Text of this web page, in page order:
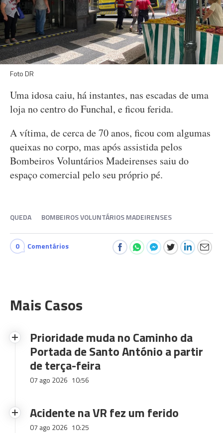
Foto DR
Uma idosa caiu, há instantes, nas escadas de uma
loja no centro do Funchal, e ficou ferida.
A vítima, de cerca de 70 anos, ficou com algumas
queixas no corpo, mas após assistida pelos
Bombeiros Voluntários Madeirenses saiu do
espaço comercial pelo seu próprio pé.
QUEDA BOMBEIROS VOLUNTÁRIOS MADEIRENSES
0 Comentários
Mais Casos
Prioridade muda no Caminho da
Portada de Santo António a partir
de terça-feira
07 ago 2026 10:56
Acidente na VR fez um ferido
07 ago 2026 10:25